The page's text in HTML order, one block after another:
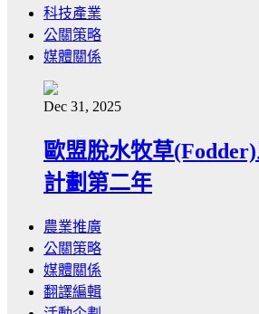
科技產業
公關策略
媒體關係
Dec 31, 2025
歐盟脫水牧草
計劃第二年
農業推廣
公關策略
媒體關係
翻譯編輯